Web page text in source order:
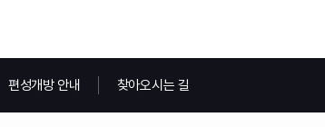
편성개방 안내 찾아오시는 길